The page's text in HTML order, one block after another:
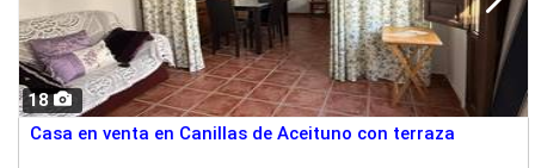
18
Casa en venta en Canillas de Aceituno con terraza